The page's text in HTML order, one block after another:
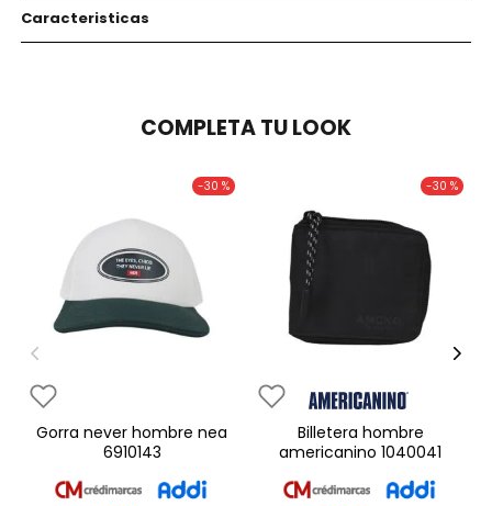
Caracteristicas
COMPLETA TU LOOK
-30 %
gorra never hombre nea
6910143
-30 %
billetera hombre
americanino 1040041